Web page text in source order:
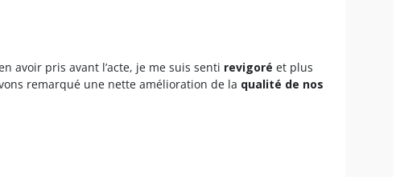
avoir pris avant l’acte, je me suis senti revigoré et plus
remarqué une nette amélioration de la qualité de nos